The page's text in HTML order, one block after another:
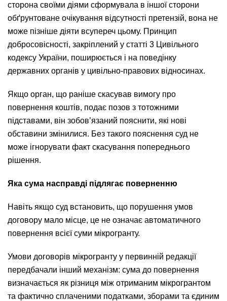
сторона своїми діями сформувала в іншої сторони
обґрунтоване очікування відсутності претензій, вона не
може пізніше діяти всупереч цьому. Принцип
добросовісності, закріплений у статті 3 Цивільного
кодексу України, поширюється і на поведінку
державних органів у цивільно-правових відносинах.
Якщо орган, що раніше скасував вимогу про
повернення коштів, подає позов з тотожними
підставами, він зобов’язаний пояснити, які нові
обставини змінилися. Без такого пояснення суд не
може ігнорувати факт скасування попереднього
рішення.
Яка сума насправді підлягає поверненню
Навіть якщо суд встановить, що порушення умов
договору мало місце, це не означає автоматичного
повернення всієї суми мікрогранту.
Умови договорів мікрогранту у первинній редакції
передбачали інший механізм: сума до повернення
визначається як різниця між отриманим мікрогрантом
та фактично сплаченими податками, зборами та єдиним